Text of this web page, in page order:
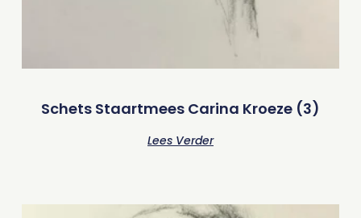
Schets Staartmees Carina Kroeze (3)
Lees Verder